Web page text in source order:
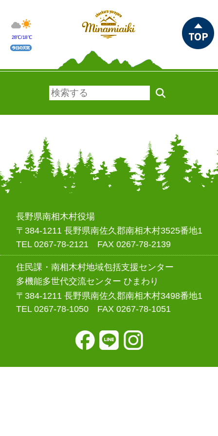
28℃/18℃
長野県南相木村役場
〒384-1211 長野県南佐久郡南相木村3525番地1
TEL 0267-78-2121 FAX 0267-78-2139
住民課・南相木村地域包括支援センター
多機能多世代交流センター ひまわり
〒384-1211 長野県南佐久郡南相木村3498番地1
TEL 0267-78-1050 FAX 0267-78-1051